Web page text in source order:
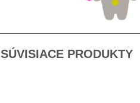
SÚVISIACE PRODUKTY